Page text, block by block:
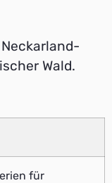
Wald.
für